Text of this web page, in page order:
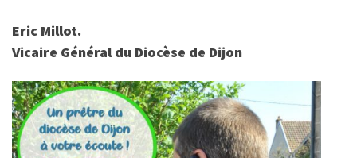
Eric Millot.
Vicaire Général du Diocèse de Dijon